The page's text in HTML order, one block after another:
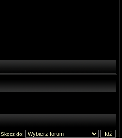
Skocz do: